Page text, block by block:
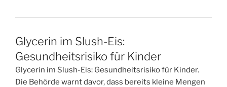
Glycerin im Slush-Eis:
Gesundheitsrisiko für Kinder
Glycerin im Slush-Eis: Gesundheitsrisiko für Kinder.
Die Behörde warnt davor, dass bereits kleine Mengen